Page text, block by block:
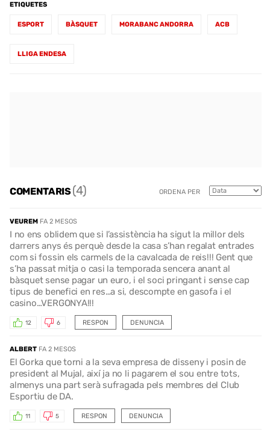
ETIQUETES
ESPORT BÀSQUET MORABANC ANDORRA ACB
LLIGA ENDESA
COMENTARIS(4) ORDENA PER
VEUREM FA 2 MESOS
I no ens oblidem que si l’assistència ha sigut la millor dels
darrers anys és perquè desde la casa s’han regalat entrades
com si fossin els carmels de la cavalcada de reis!!! Gent que
s’ha passat mitja o casi la temporada sencera anant al
bàsquet sense pagar un euro, i el soci pringant i sense cap
tipus de benefici en res…a si, descompte en gasofa i el
casino…VERGONYA!!!
RESPON
12 6 DENUNCIA
ALBERT FA 2 MESOS
El Gorka que torni a la seva empresa de disseny i posin de
president al Mujal, així ja no li pagarem el sou entre tots,
almenys una part serà sufragada pels membres del Club
Esportiu de DA.
RESPON
11 5 DENUNCIA